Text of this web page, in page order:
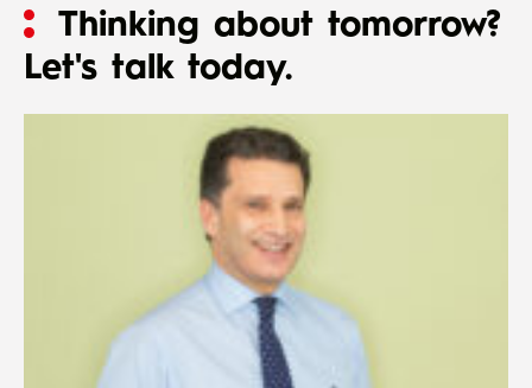
Thinking about tomorrow?
Let's talk today.